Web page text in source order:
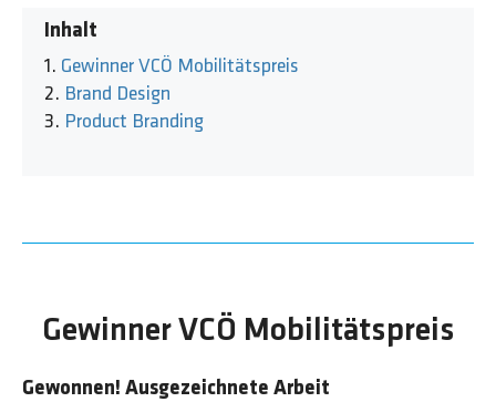
Inhalt
Gewinner VCÖ Mobilitätspreis
Brand Design
Product Branding
Gewinner VCÖ Mobilitätspreis
Gewonnen! Ausgezeichnete Arbeit